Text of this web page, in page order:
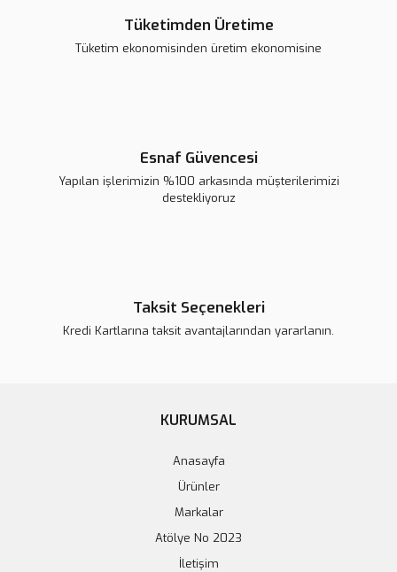
12V 1 Kanal LDR Işık Sensörü Kontrollü Röle Kartı
Songle SLA-12VDC-SL-A 12V 30A 5 Pin Röle
Tüketimden Üretime
Tüketim ekonomisinden üretim ekonomisine
Esnaf Güvencesi
Yapılan işlerimizin %100 arkasında müşterilerimizi
destekliyoruz
Taksit Seçenekleri
Kredi Kartlarına taksit avantajlarından yararlanın.
KURUMSAL
Anasayfa
Ürünler
Markalar
Atölye No 2023
İletişim